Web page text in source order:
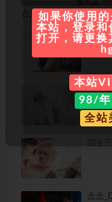
古川kagura 写真合集[持
萌琪
古川
念念
如果你使用
本站，登录和
打开，请更换
本站
98/
全站